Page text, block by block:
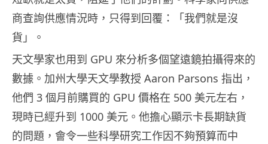
商查詢供應情況時，只得到回覆：「我們就是沒
貨」。
天文學家也用到 GPU 來分析多個望遠鏡拍攝得來的
數據。加州大學天文學教授 Aaron Parsons 指出，
他們 3 個月前購買的 GPU 價格在 500 美元左右，
現時已經升到 1000 美元。他擔心顯示卡長期缺貨
的問題，會令一些科學研究工作因不夠預算而中